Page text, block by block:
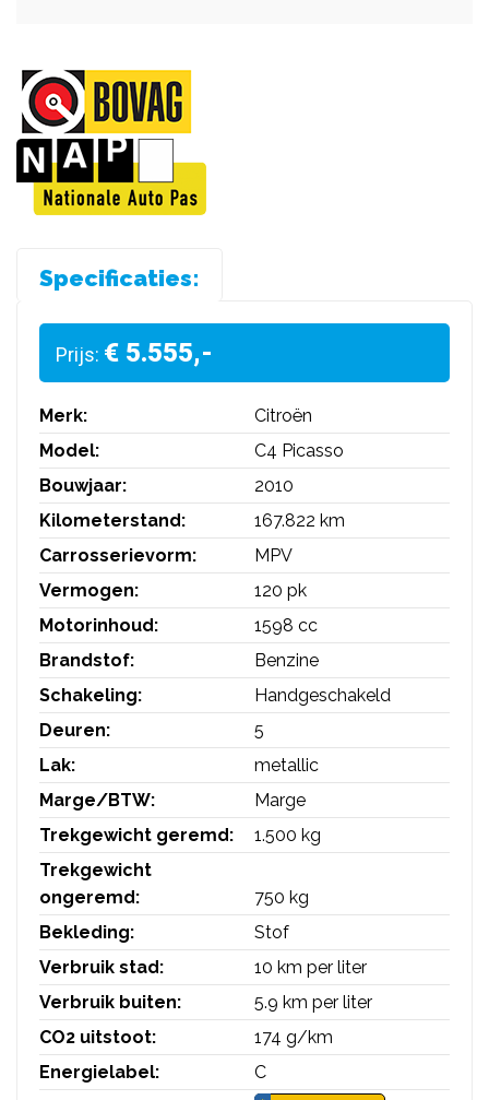
Specificaties:
Prijs: € 5.555,-
Merk:
Citroën
Model:
C4 Picasso
Bouwjaar:
2010
Kilometerstand:
167.822 km
Carrosserievorm:
MPV
Vermogen:
120 pk
Motorinhoud:
1598 cc
Brandstof:
Benzine
Schakeling:
Handgeschakeld
Deuren:
5
Lak:
metallic
Marge/BTW:
Marge
Trekgewicht geremd:
1.500 kg
Trekgewicht
ongeremd:
750 kg
Bekleding:
Stof
Verbruik stad:
10 km per liter
Verbruik buiten:
5.9 km per liter
CO2 uitstoot:
174 g/km
Energielabel:
C